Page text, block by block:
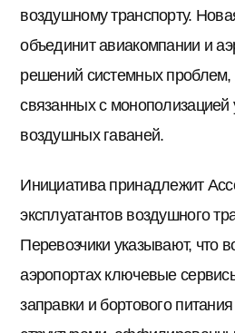
воздушному транспорту.
объединит авиакомпании и
решений системных проблем,
связанных с монополизацией
воздушных гаваней.
Инициатива принадлежит
эксплуатантов воздушного
Перевозчики указывают, что
аэропортах ключевые
заправки и бортового